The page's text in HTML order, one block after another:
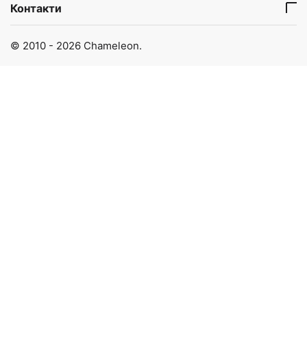
Контакти
© 2010 - 2026 Chameleon.